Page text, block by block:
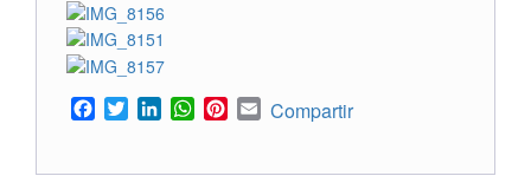
Facebook
TwitterLinkedInWhatsApp
Pinterest
Email
Compartir